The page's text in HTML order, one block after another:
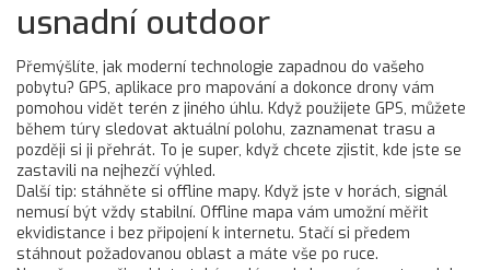
usnadní outdoor
Přemýšlíte, jak moderní technologie zapadnou do vašeho
pobytu? GPS, aplikace pro mapování a dokonce drony vám
pomohou vidět terén z jiného úhlu. Když použijete GPS, můžete
během túry sledovat aktuální polohu, zaznamenat trasu a
později si ji přehrát. To je super, když chcete zjistit, kde jste se
zastavili na nejhezčí výhled.
Další tip: stáhněte si offline mapy. Když jste v horách, signál
nemusí být vždy stabilní. Offline mapa vám umožní měřit
ekvidistance i bez připojení k internetu. Stačí si předem
stáhnout požadovanou oblast a máte vše po ruce.